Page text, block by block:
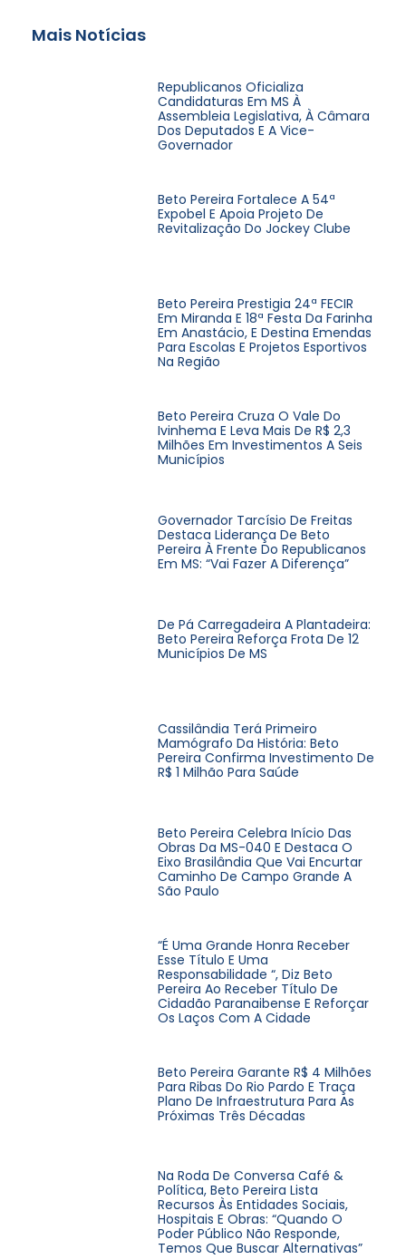
Mais Notícias
Republicanos Oficializa
Candidaturas Em MS À
Assembleia Legislativa, À Câmara
Dos Deputados E A Vice-
Governador
Beto Pereira Fortalece A 54ª
Expobel E Apoia Projeto De
Revitalização Do Jockey Clube
Beto Pereira Prestigia 24ª FECIR
Em Miranda E 18ª Festa Da Farinha
Em Anastácio, E Destina Emendas
Para Escolas E Projetos Esportivos
Na Região
Beto Pereira Cruza O Vale Do
Ivinhema E Leva Mais De R$ 2,3
Milhões Em Investimentos A Seis
Municípios
Governador Tarcísio De Freitas
Destaca Liderança De Beto
Pereira À Frente Do Republicanos
Em MS: “Vai Fazer A Diferença”
De Pá Carregadeira A Plantadeira:
Beto Pereira Reforça Frota De 12
Municípios De MS
Cassilândia Terá Primeiro
Mamógrafo Da História: Beto
Pereira Confirma Investimento De
R$ 1 Milhão Para Saúde
Beto Pereira Celebra Início Das
Obras Da MS-040 E Destaca O
Eixo Brasilândia Que Vai Encurtar
Caminho De Campo Grande A
São Paulo
“É Uma Grande Honra Receber
Esse Título E Uma
Responsabilidade “, Diz Beto
Pereira Ao Receber Título De
Cidadão Paranaibense E Reforçar
Os Laços Com A Cidade
Beto Pereira Garante R$ 4 Milhões
Para Ribas Do Rio Pardo E Traça
Plano De Infraestrutura Para As
Próximas Três Décadas
Na Roda De Conversa Café &
Política, Beto Pereira Lista
Recursos Às Entidades Sociais,
Hospitais E Obras: “Quando O
Poder Público Não Responde,
Temos Que Buscar Alternativas”